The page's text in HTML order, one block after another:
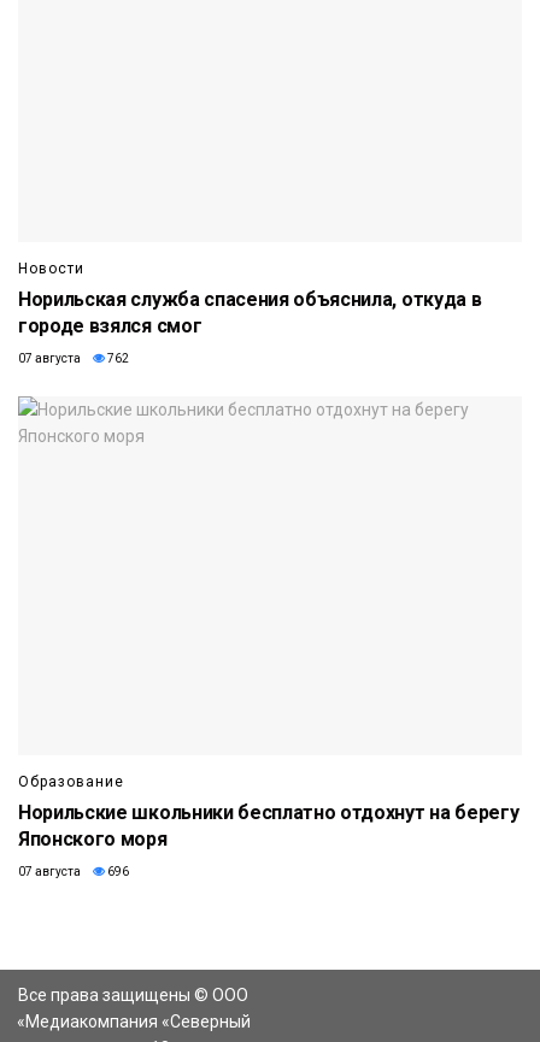
Новости
Норильская служба спасения объяснила, откуда в
городе взялся смог
07 августа 762
Образование
Норильские школьники бесплатно отдохнут на берегу
Японского моря
07 августа 696
Все права защищены © ООО
«Медиакомпания «Северный